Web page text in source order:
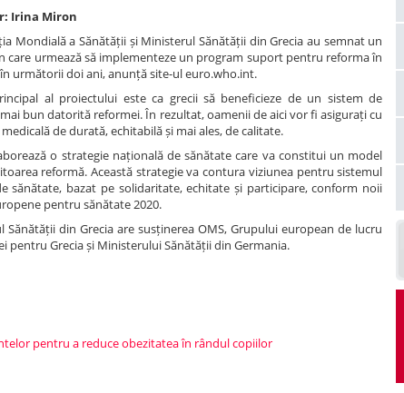
Irina Miron
Mondială a Sănătății și Ministerul Sănătății din Grecia au semnat un
care urmează să implementeze un program suport pentru reforma în
următorii doi ani, anunță site-ul euro.who.int.
al proiectului este ca grecii să beneficieze de un sistem de
bun datorită reformei. În rezultat, oamenii de aici vor fi asigurați cu
de durată, echitabilă și mai ales, de calitate.
o strategie națională de sănătate care va constitui un model
reformă. Această strategie va contura viziunea pentru sistemul
sănătate, bazat pe solidaritate, echitate și participare, conform noii
pentru sănătate 2020.
Sănătății din Grecia are susținerea OMS, Grupului european de lucru
pentru Grecia și Ministerului Sănătății din Germania.
pentru a reduce obezitatea în rândul copiilor